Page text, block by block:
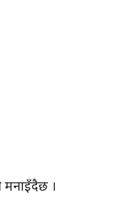
मनाइँदैछ ।